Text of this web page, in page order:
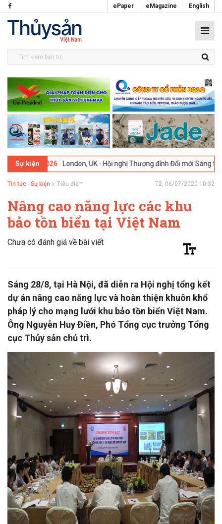
ePaper eMagazine English
Sự kiện
02-2026 London, UK - Hội nghị Thượng đỉnh Đổi mới Sáng tạo trong
Tin tức - Sự kiện Tiêu điểm T2, 06/07/2020 10:32
Nâng cao năng lực các khu
bảo tồn biển tại Việt Nam
Chưa có đánh giá về bài viết
Sáng 28/8, tại Hà Nội, đã diễn ra Hội nghị tổng kết
dự án nâng cao năng lực và hoàn thiện khuôn khổ
pháp lý cho mạng lưới khu bảo tồn biển Việt Nam.
Ông Nguyễn Huy Điền, Phó Tổng cục trưởng Tổng
cục Thủy sản chủ trì.